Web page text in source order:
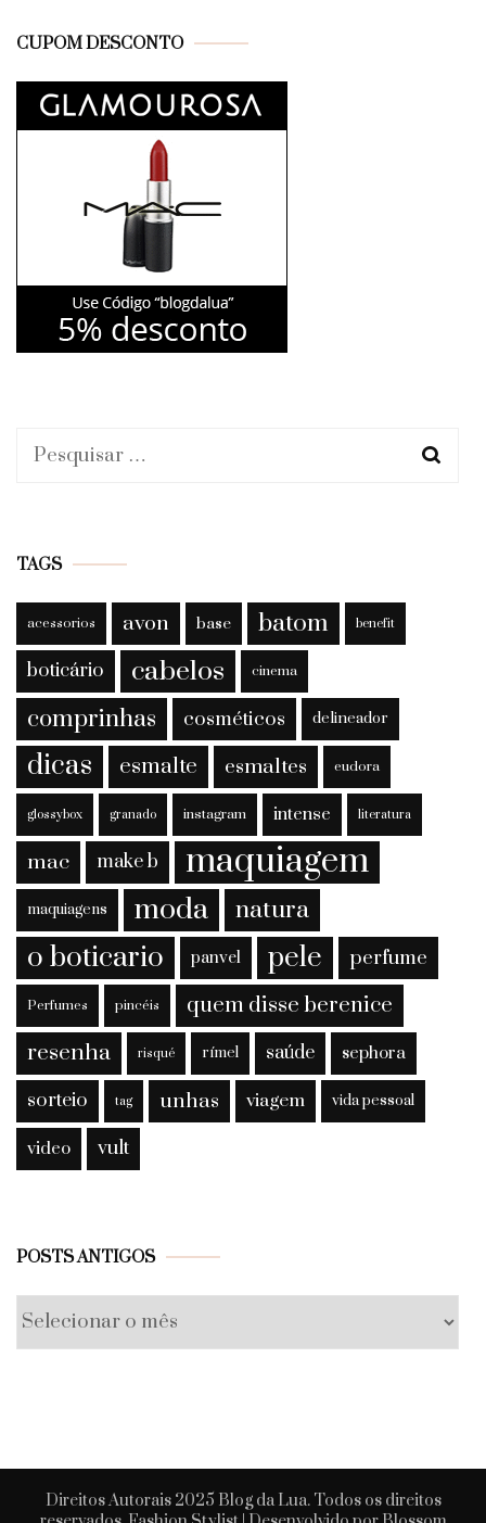
CUPOM DESCONTO
Pesquisar
TAGS
acessorios avon base batom benefit
boticário cabelos cinema
comprinhas cosméticos delineador
dicas esmalte esmaltes eudora
glossybox granado instagram intense literatura
mac make b maquiagem
maquiagens moda natura
o boticario panvel pele perfume
Perfumes pincéis quem disse berenice
resenha risqué rímel saúde sephora
sorteio tag unhas viagem vida pessoal
video vult
POSTS ANTIGOS
Posts
Direitos Autorais 2025 Blog da Lua. Todos os direitos